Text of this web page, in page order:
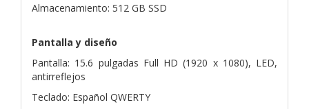
Almacenamiento: 512 GB SSD
Pantalla y diseño
Pantalla: 15.6 pulgadas Full HD (1920 x 1080), LED,
antirreflejos
Teclado: Español QWERTY